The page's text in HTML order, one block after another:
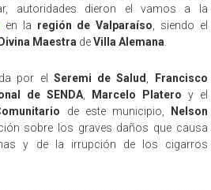
autoridades dieron el vamos a la
en la región de Valparaíso, siendo el
Maestra deVilla Alemana.
por el Seremi de Salud,
Francisco
de SENDA, Marcelo Platero y el
de este municipio,
Nelson
sobre los graves daños que causa
y de la irrupción de los cigarros